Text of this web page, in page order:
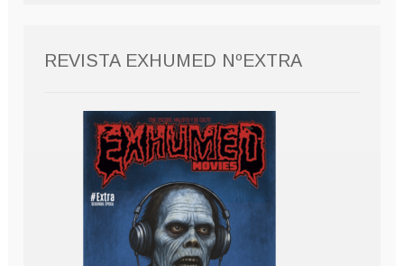
REVISTA EXHUMED NºEXTRA